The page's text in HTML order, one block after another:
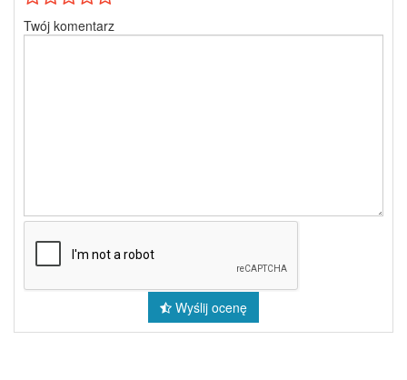
Twój komentarz
Wyślij ocenę